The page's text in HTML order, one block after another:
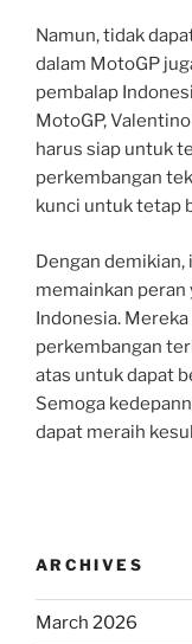
Namun, tidak
dalam MotoGP
pembalap
MotoGP,
harus siap untuk
perkembangan
kunci untuk tetap
Dengan
memainkan
Indonesia.
perkembangan
atas untuk dapat
Semoga
dapat meraih
ARCHIVES
March 2026